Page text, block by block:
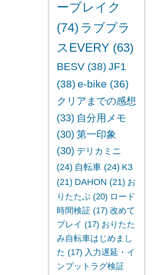
ーブレイク
(74) ラブプラ
スEVERY(63)
BESV(38) JF1
(38) e-bike (36)
クリアまでの感想
(33) 自分用メモ
(30) 第一印象
(30) デリカミニ
(24) 自転車(24) K3
(21) DAHON (21) お
りたたぶ (20) ロード
時間検証 (17) 改めて
プレイ (17) おりたた
み自転車はじめまし
た (17) 入力遅延・イ
ンプットラグ検証